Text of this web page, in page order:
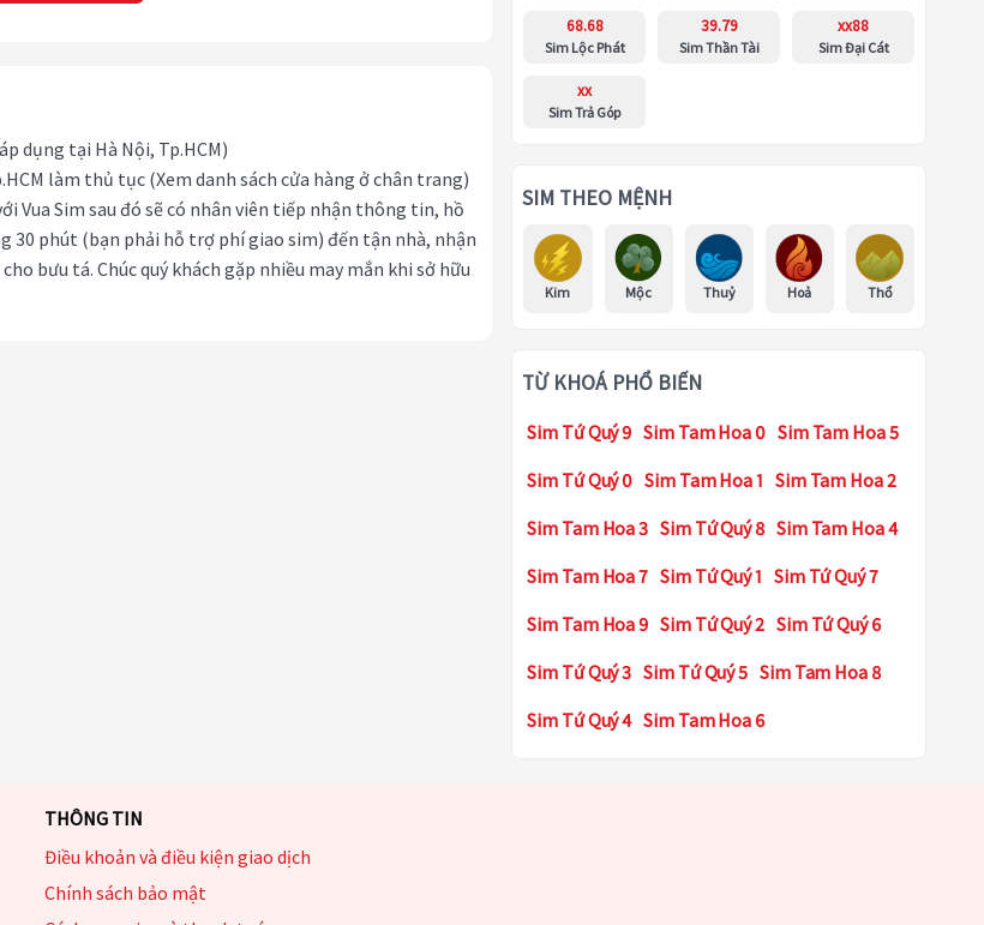
dụng tại Hà Nội, Tp.HCM)
làm thủ tục (Xem danh sách cửa hàng ở chân trang)
Sim sau đó sẽ có nhân viên tiếp nhận thông tin, hồ
30 phút (bạn phải hỗ trợ phí giao sim) đến tận nhà, nhận
bưu tá. Chúc quý khách gặp nhiều may mắn khi sở hữu
68.68
Sim Lộc Phát
39.79
Sim Thần Tài
xx88
Sim Đại Cát
xx
Sim Trả Góp
SIM THEO MỆNH
Kim Mộc Thuỷ Hoả Thổ
TỪ KHOÁ PHỔ BIẾN
Sim Tứ Quý 9 Sim Tam Hoa 0 Sim Tam Hoa 5
Sim Tứ Quý 0 Sim Tam Hoa 1 Sim Tam Hoa 2
Sim Tam Hoa 3 Sim Tứ Quý 8 Sim Tam Hoa 4
Sim Tam Hoa 7 Sim Tứ Quý 1 Sim Tứ Quý 7
Sim Tam Hoa 9 Sim Tứ Quý 2 Sim Tứ Quý 6
Sim Tứ Quý 3 Sim Tứ Quý 5 Sim Tam Hoa 8
Sim Tứ Quý 4 Sim Tam Hoa 6
THÔNG TIN
Điều khoản và điều kiện giao dịch
Chính sách bảo mật